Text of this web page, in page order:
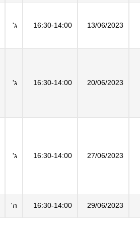
13/06/2023
16:30-14:00 ג'
20/06/2023
16:30-14:00 ג'
27/06/2023
16:30-14:00 ג'
29/06/2023
16:30-14:00 ה'